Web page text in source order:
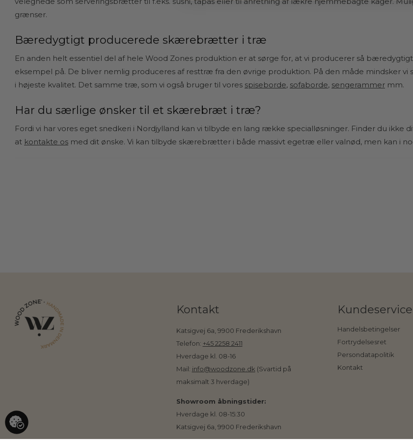
grænser.
Bæredygtigt producerede skærebrætter i træ
En anden helt essentiel del af hele Wood Zones produktion er at sørge for, at vi producerer så
eksempel på. De bliver nemlig produceres af resttræ fra den øvrige produktion. På den måde mindsker
i højeste kvalitet. Det samme træ, som vi også bruger til vores spiseborde, sofaborde, sengerammer mm.
Har du særlige ønsker til et skærebræt i træ?
Fordi vi har vores eget snedkeri i Nordjylland kan vi tilbyde en lang række specialløsninger. Finder du
at kontakte os med dit ønske. Vi kan tilbyde skærebrætter i både massivt egetræ eller valnød, men kan i
Kontakt
Katsigvej 6a, 9900 Frederikshavn
Telefon: +45 2258 2411
Hverdage kl. 08-16
Mail: info@woodzone.dk (Svartid på
maksimalt 3 hverdage)
Showroom åbningstider:
Hverdage kl. 08-15:30
Katsigvej 6a, 9900 Frederikshavn
Kundeservice
Handelsbetingelser
Fortrydelsesret
Persondatapolitik
Kontakt